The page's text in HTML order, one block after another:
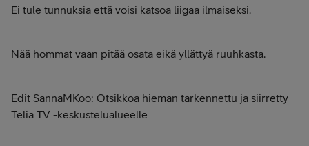
Ei tule tunnuksia että voisi katsoa liigaa ilmaiseksi.
Nää hommat vaan pitää osata eikä yllättyä ruuhkasta.
Edit SannaMKoo: Otsikkoa hieman tarkennettu ja siirretty
Telia TV -keskustelualueelle